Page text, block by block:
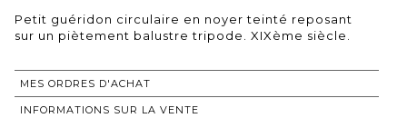
Petit guéridon circulaire en noyer teinté reposant
sur un piètement balustre tripode. XIXème siècle.
MES ORDRES D'ACHAT
INFORMATIONS SUR LA VENTE